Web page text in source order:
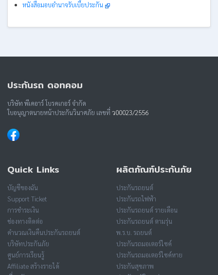
หนังสือมอบอำนาจรับเบี้ยประกัน
ประกันรถ ดอทคอม
บริษัท พีเคอาร์ โบรคเกอร์ จำกัด
ใบอนุญาตนายหน้าประกันวินาศภัย เลขที่ ว00023/2556
Quick Links
บัญชีของฉัน
Support Ticket
การชำระเงิน
ช่องทางติดต่อ
คำนวณเงินคืนประกันรถยนต์
บริษัทประกันภัย
ศูนย์การเรียนรู้
Affiliate สร้างรายได้
ผลิตภัณฑ์ประกันภัย
ประกันรถยนต์
ประกันรถไฟฟ้า
ประกันรถยนต์ รายเดือน
ประกันรถยนต์ ตามรุ่น
พ.ร.บ. รถยนต์
ประกันรถมอเตอร์ไซค์
ประกันรถมอเตอร์ไซค์หาย
ประกันสุขภาพ